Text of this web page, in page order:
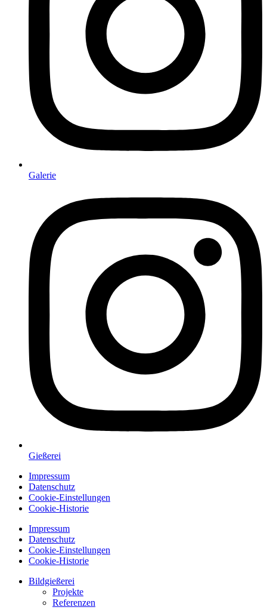
Galerie
Gießerei
Impressum
Datenschutz
Cookie-Einstellungen
Cookie-Historie
Impressum
Datenschutz
Cookie-Einstellungen
Cookie-Historie
Bildgießerei
Projekte
Referenzen